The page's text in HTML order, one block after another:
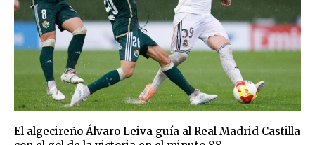
El algecireño Álvaro Leiva guía al Real Madrid Castilla